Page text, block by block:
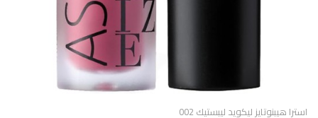
استرا هيبنوتايز ليكويد ليبستيك 002